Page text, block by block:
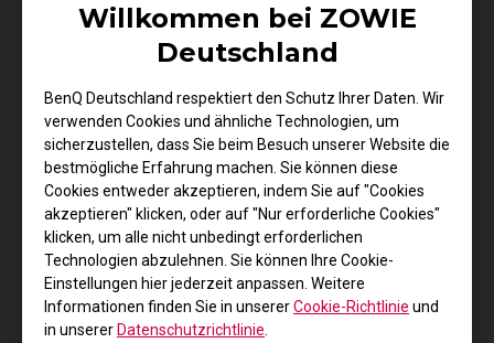
Willkommen bei ZOWIE
Deutschland
BenQ Deutschland respektiert den Schutz Ihrer Daten. Wir
verwenden Cookies und ähnliche Technologien, um
sicherzustellen, dass Sie beim Besuch unserer Website die
bestmögliche Erfahrung machen. Sie können diese
Cookies entweder akzeptieren, indem Sie auf "Cookies
akzeptieren" klicken, oder auf "Nur erforderliche Cookies"
klicken, um alle nicht unbedingt erforderlichen
Technologien abzulehnen. Sie können Ihre Cookie-
Einstellungen hier jederzeit anpassen. Weitere
Informationen finden Sie in unsererCookie-Richtlinie und
in unsererDatenschutzrichtlinie
für die Finger, so dass Benutzer mit Claw Grip die Maus
mit Leichtigkeit anheben können.
Konkav gewölbte Seiten, um die Maus leicht